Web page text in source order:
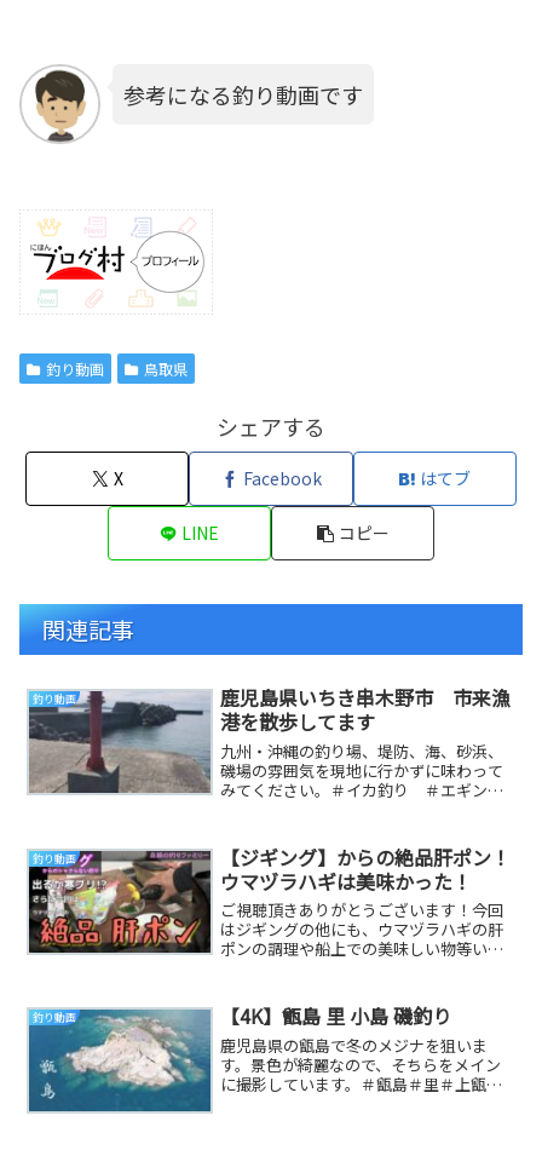
参考になる釣り動画です
釣り動画 鳥取県
シェアする
X Facebook はてブ
LINE コピー
関連記事
釣り動画
鹿児島県いちき串木野市 市来漁
港を散歩してます
九州・沖縄の釣り場、堤防、海、砂浜、
磯場の雰囲気を現地に行かずに味わって
みてください。＃イカ釣り ＃エギン
釣り動画
【ジギング】からの絶品肝ポン！
ウマヅラハギは美味かった！
ご視聴頂きありがとうございます！今回
はジギングの他にも、ウマヅラハギの肝
ポンの調理や船上での美味しい物等いつ
釣り動画 【4K】甑島 里 小島 磯釣り
鹿児島県の甑島で冬のメジナを狙いま
す。景色が綺麗なので、そちらをメイン
に撮影しています。＃甑島＃里＃上甑＃